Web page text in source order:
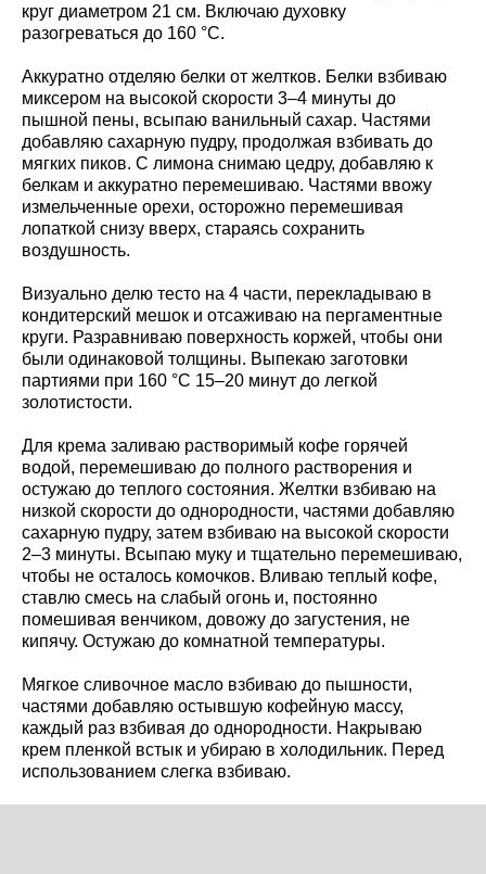
круг диаметром 21 см. Включаю духовку
разогреваться до 160 °C.
Аккуратно отделяю белки от желтков. Белки взбиваю
миксером на высокой скорости 3–4 минуты до
пышной пены, всыпаю ванильный сахар. Частями
добавляю сахарную пудру, продолжая взбивать до
мягких пиков. С лимона снимаю цедру, добавляю к
белкам и аккуратно перемешиваю. Частями ввожу
измельченные орехи, осторожно перемешивая
лопаткой снизу вверх, стараясь сохранить
воздушность.
Визуально делю тесто на 4 части, перекладываю в
кондитерский мешок и отсаживаю на пергаментные
круги. Разравниваю поверхность коржей, чтобы они
были одинаковой толщины. Выпекаю заготовки
партиями при 160 °C 15–20 минут до легкой
золотистости.
Для крема заливаю растворимый кофе горячей
водой, перемешиваю до полного растворения и
остужаю до теплого состояния. Желтки взбиваю на
низкой скорости до однородности, частями добавляю
сахарную пудру, затем взбиваю на высокой скорости
2–3 минуты. Всыпаю муку и тщательно перемешиваю,
чтобы не осталось комочков. Вливаю теплый кофе,
ставлю смесь на слабый огонь и, постоянно
помешивая венчиком, довожу до загустения, не
кипячу. Остужаю до комнатной температуры.
Мягкое сливочное масло взбиваю до пышности,
частями добавляю остывшую кофейную массу,
каждый раз взбивая до однородности. Накрываю
крем пленкой встык и убираю в холодильник. Перед
использованием слегка взбиваю.